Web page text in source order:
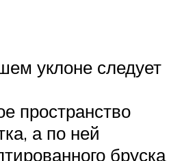
уклоне следует
пространство
а по ней
бруска